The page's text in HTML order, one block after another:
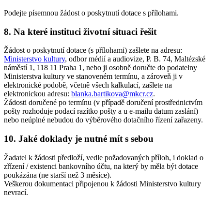
Podejte písemnou žádost o poskytnutí dotace s přílohami.
8. Na které instituci životní situaci řešit
Žádost o poskytnutí dotace (s přílohami) zašlete na adresu:
Ministerstvo kultury, odbor médií a audiovize, P. B. 74, Maltézské
náměstí 1, 118 11 Praha 1, nebo ji osobně doručte do podatelny
Ministerstva kultury ve stanoveném termínu, a zároveň ji v
elektronické podobě, včetně všech kalkulací, zašlete na
elektronickou adresu: blanka.bartikova@mkcr.cz.
Žádosti doručené po termínu (v případě doručení prostřednictvím
pošty rozhoduje podací razítko pošty a u e-mailu datum zaslání)
nebo neúplné nebudou do výběrového dotačního řízení zařazeny.
10. Jaké doklady je nutné mít s sebou
Žadatel k žádosti předloží, vedle požadovaných příloh, i doklad o
zřízení / existenci bankovního účtu, na který by měla být dotace
poukázána (ne starší než 3 měsíce).
Veškerou dokumentaci připojenou k žádosti Ministerstvo kultury
nevrací.